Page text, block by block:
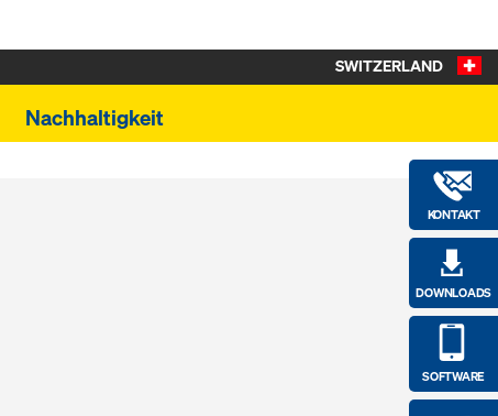
Nachhaltigkeit
KONTAKT
DOWNLOADS
SOFTWARE
SWITZERLAND